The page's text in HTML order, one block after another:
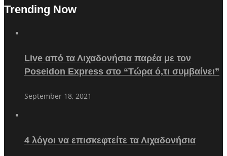
Trending Now
Live από τα Λιχαδονήσια παρέα με τον
Poseidon Express στο “Τώρα ό,τι συμβαίνει”
September 18, 2021
4 λόγοι να επισκεφτείτε τα Λιχαδονήσια